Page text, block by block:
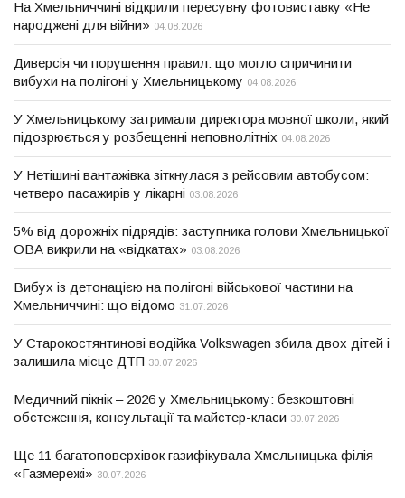
На Хмельниччині відкрили пересувну фотовиставку «Не
народжені для війни» 04.08.2026
Диверсія чи порушення правил: що могло спричинити
вибухи на полігоні у Хмельницькому 04.08.2026
У Хмельницькому затримали директора мовної школи, який
підозрюється у розбещенні неповнолітніх 04.08.2026
У Нетішині вантажівка зіткнулася з рейсовим автобусом:
четверо пасажирів у лікарні 03.08.2026
5% від дорожніх підрядів: заступника голови Хмельницької
ОВА викрили на «відкатах» 03.08.2026
Вибух із детонацією на полігоні військової частини на
Хмельниччині: що відомо 31.07.2026
У Старокостянтинові водійка Volkswagen збила двох дітей і
залишила місце ДТП 30.07.2026
Медичний пікнік – 2026 у Хмельницькому: безкоштовні
обстеження, консультації та майстер-класи 30.07.2026
Ще 11 багатоповерхівок газифікувала Хмельницька філія
«Газмережі» 30.07.2026